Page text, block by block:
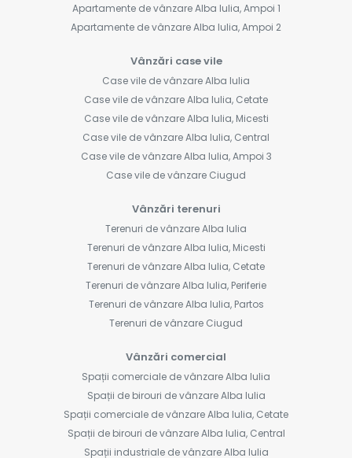
Apartamente de vânzare Alba Iulia, Ampoi 1
Apartamente de vânzare Alba Iulia, Ampoi 2
Vânzări case vile
Case vile de vânzare Alba Iulia
Case vile de vânzare Alba Iulia, Cetate
Case vile de vânzare Alba Iulia, Micesti
Case vile de vânzare Alba Iulia, Central
Case vile de vânzare Alba Iulia, Ampoi 3
Case vile de vânzare Ciugud
Vânzări terenuri
Terenuri de vânzare Alba Iulia
Terenuri de vânzare Alba Iulia, Micesti
Terenuri de vânzare Alba Iulia, Cetate
Terenuri de vânzare Alba Iulia, Periferie
Terenuri de vânzare Alba Iulia, Partos
Terenuri de vânzare Ciugud
Vânzări comercial
Spații comerciale de vânzare Alba Iulia
Spații de birouri de vânzare Alba Iulia
Spații comerciale de vânzare Alba Iulia, Cetate
Spații de birouri de vânzare Alba Iulia, Central
Spații industriale de vânzare Alba Iulia